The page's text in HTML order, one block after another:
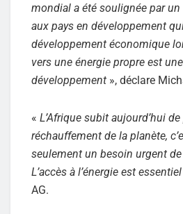
mondial a été soulignée par un
aux pays en développement
développement économique
vers une énergie propre est
développement », déclare
« L’Afrique subit aujourd’hui
réchauffement de la planète,
seulement un besoin urgent
L’accès à l’énergie est
AG.